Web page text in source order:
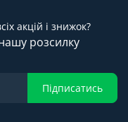
акцій і знижок?
розсилку
Підписатись